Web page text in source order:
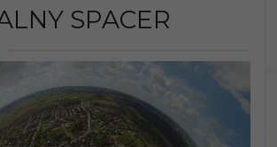
SPACER